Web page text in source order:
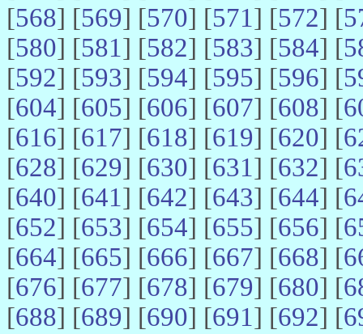
[568] [569] [570] [571] [572] [
[580] [581] [582] [583] [584] [
[592] [593] [594] [595] [596] [
[604] [605] [606] [607] [608] [
[616] [617] [618] [619] [620] [
[628] [629] [630] [631] [632] [
[640] [641] [642] [643] [644] [
[652] [653] [654] [655] [656] [
[664] [665] [666] [667] [668] [
[676] [677] [678] [679] [680] [
[688] [689] [690] [691] [692] [